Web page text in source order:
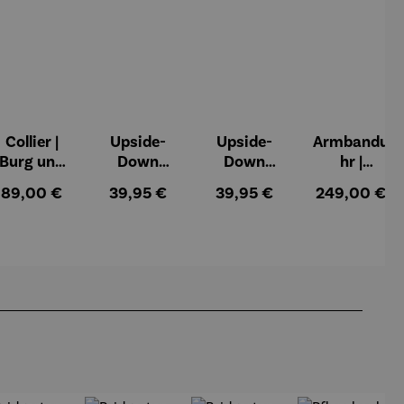
Collier |
Burg und
Paul Klee
Regulärer Preis:
89,00 €
Upside-
Down
Seerosen –
Regulärer Preis:
39,95 €
Upside-
Down
Farbstudi
Regulärer Preis:
39,95 €
Armbandu
hr |
olz –
Regulärer
249,00 €